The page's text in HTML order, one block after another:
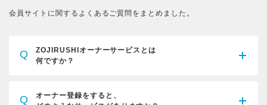
会員サイトに関するよくあるご質問をまとめました。
Q
ZOJIRUSHIオーナーサービスとは
何ですか？
Q
オーナー登録をすると、